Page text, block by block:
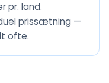
pr. land.
prissætning —
ofte.